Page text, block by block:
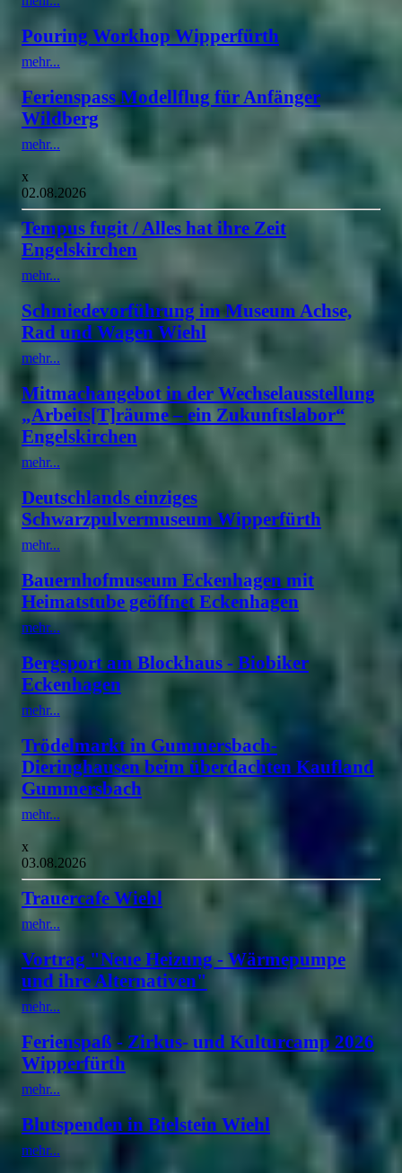
Pouring Workhop Wipperfürth
mehr...
Ferienspass Modellflug für Anfänger
Wildberg
mehr...
x
02.08.2026
Tempus fugit / Alles hat ihre Zeit
Engelskirchen
mehr...
Schmiedevorführung im Museum Achse,
Rad und Wagen Wiehl
mehr...
Mitmachangebot in der Wechselausstellung
„Arbeits[T]räume – ein Zukunftslabor“
Engelskirchen
mehr...
Deutschlands einziges
Schwarzpulvermuseum Wipperfürth
mehr...
Bauernhofmuseum Eckenhagen mit
Heimatstube geöffnet Eckenhagen
mehr...
Bergsport am Blockhaus - Biobiker
Eckenhagen
mehr...
Trödelmarkt in Gummersbach-
Dieringhausen beim überdachten Kaufland
Gummersbach
mehr...
x
03.08.2026
Trauercafe Wiehl
mehr...
Vortrag "Neue Heizung - Wärmepumpe
und ihre Alternativen"
mehr...
Ferienspaß - Zirkus- und Kulturcamp 2026
Wipperfürth
mehr...
Blutspenden in Bielstein Wiehl
mehr...